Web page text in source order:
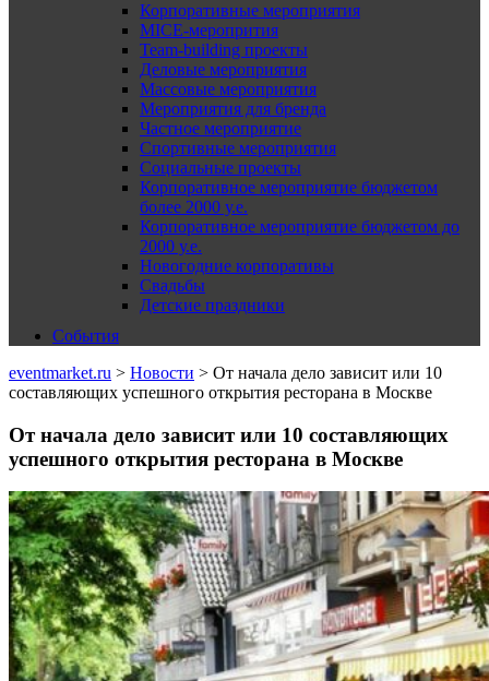
Корпоративные мероприятия
MICE-меропрития
Team-building проекты
Деловые мероприятия
Массовые мероприятия
Мероприятия для бренда
Частное мероприятие
Спортивные мероприятия
Социальные проекты
Корпоративное мероприятие бюджетом
более 2000 у.е.
Корпоративное мероприятие бюджетом до
2000 у.е.
Новогодние корпоративы
Свадьбы
Детские праздники
События
eventmarket.ru > Новости > От начала дело зависит или 10
составляющих успешного открытия ресторана в Москве
От начала дело зависит или 10 составляющих
успешного открытия ресторана в Москве